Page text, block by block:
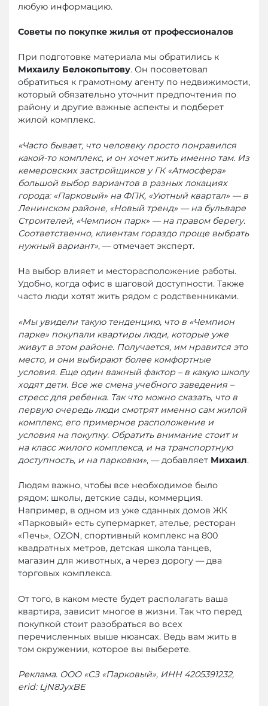
любую информацию.
Советы по покупке жилья от профессионалов
При подготовке материала мы обратились к
Михаилу Белокопытову. Он посоветовал
обратиться к грамотному агенту по недвижимости,
который обязательно уточнит предпочтения по
району и другие важные аспекты и подберет
жилой комплекс.
«Часто бывает, что человеку просто понравился
какой-то комплекс, и он хочет жить именно там. Из
кемеровских застройщиков у ГК «Атмосфера»
большой выбор вариантов в разных локациях
города: «Парковый» на ФПК, «Уютный квартал» — в
Ленинском районе, «Новый тренд» — на бульваре
Строителей, «Чемпион парк» — на правом берегу.
Соответственно, клиентам гораздо проще выбрать
нужный вариант», — отмечает эксперт.
На выбор влияет и месторасположение работы.
Удобно, когда офис в шаговой доступности. Также
часто люди хотят жить рядом с родственниками.
«Мы увидели такую тенденцию, что в «Чемпион
парке» покупали квартиры люди, которые уже
живут в этом районе. Получается, им нравится это
место, и они выбирают более комфортные
условия. Еще один важный фактор – в какую школу
ходят дети. Все же смена учебного заведения –
стресс для ребенка. Так что можно сказать, что в
первую очередь люди смотрят именно сам жилой
комплекс, его примерное расположение и
условия на покупку. Обратить внимание стоит и
на класс жилого комплекса, и на транспортную
доступность, и на парковки», — добавляет Михаил.
Людям важно, чтобы все необходимое было
рядом: школы, детские сады, коммерция.
Например, в одном из уже сданных домов ЖК
«Парковый» есть супермаркет, ателье, ресторан
«Печь», OZON, спортивный комплекс на 800
квадратных метров, детская школа танцев,
магазин для животных, а через дорогу — два
торговых комплекса.
От того, в каком месте будет располагать ваша
квартира, зависит многое в жизни. Так что перед
покупкой стоит разобраться во всех
перечисленных выше нюансах. Ведь вам жить в
том окружении, которое вы выберете.
Реклама. ООО «СЗ «Парковый», ИНН 4205391232,
erid: LjN8JyxBE